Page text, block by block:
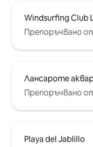
Windsurfing Club
Препоръчвано
Лансароте
Препоръчвано
Playa del Jablillo